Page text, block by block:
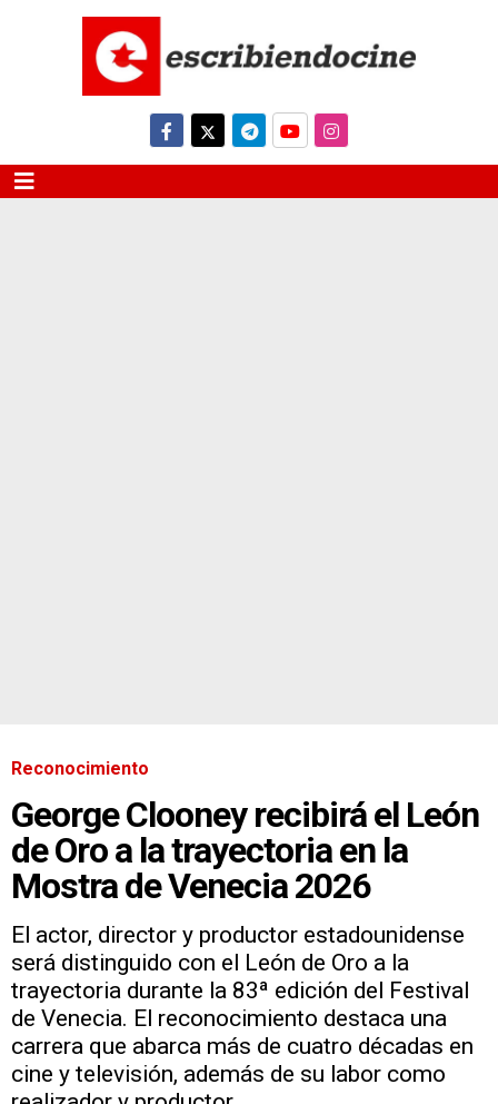
Reconocimiento
George Clooney recibirá el León
de Oro a la trayectoria en la
Mostra de Venecia 2026
El actor, director y productor estadounidense
será distinguido con el León de Oro a la
trayectoria durante la 83ª edición del Festival
de Venecia. El reconocimiento destaca una
carrera que abarca más de cuatro décadas en
cine y televisión, además de su labor como